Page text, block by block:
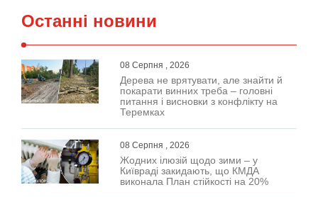
Останні новини
08 Серпня , 2026
Дерева не врятувати, але знайти й
покарати винних треба – головні
питання і висновки з конфлікту на
Теремках
08 Серпня , 2026
Жодних ілюзій щодо зими – у
Київраді закидають, що КМДА
виконала План стійкості на 20%